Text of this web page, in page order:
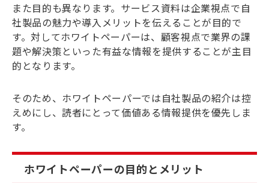
また目的も異なります。サービス資料は企業視点で自
社製品の魅力や導入メリットを伝えることが目的で
す。対してホワイトペーパーは、顧客視点で業界の課
題や解決策といった有益な情報を提供することが主目
的となります。
そのため、ホワイトペーパーでは自社製品の紹介は控
えめにし、読者にとって価値ある情報提供を優先しま
す。
ホワイトペーパーの目的とメリット